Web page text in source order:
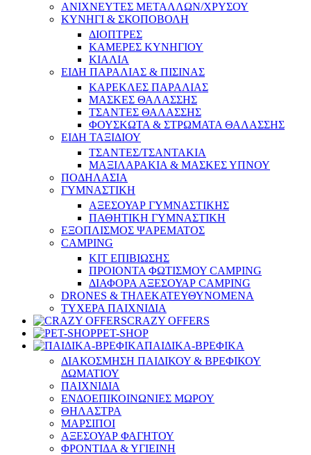
ΑΝΙΧΝΕΥΤΕΣ ΜΕΤΑΛΛΩΝ/ΧΡΥΣΟΥ
ΚΥΝΗΓΙ & ΣΚΟΠΟΒΟΛΗ
ΔΙΟΠΤΡΕΣ
ΚΑΜΕΡΕΣ ΚΥΝΗΓΙΟΥ
ΚΙΑΛΙΑ
ΕΙΔΗ ΠΑΡΑΛΙΑΣ & ΠΙΣΙΝΑΣ
ΚΑΡΕΚΛΕΣ ΠΑΡΑΛΙΑΣ
ΜΑΣΚΕΣ ΘΑΛΑΣΣΗΣ
ΤΣΑΝΤΕΣ ΘΑΛΑΣΣΗΣ
ΦΟΥΣΚΩΤΑ & ΣΤΡΩΜΑΤΑ ΘΑΛΑΣΣΗΣ
ΕΙΔΗ ΤΑΞΙΔΙΟΥ
ΤΣΑΝΤΕΣ/ΤΣΑΝΤΑΚΙΑ
ΜΑΞΙΛΑΡΑΚΙΑ & ΜΑΣΚΕΣ ΥΠΝΟΥ
ΠΟΔΗΛΑΣΙΑ
ΓΥΜΝΑΣΤΙΚΗ
ΑΞΕΣΟΥΑΡ ΓΥΜΝΑΣΤΙΚΗΣ
ΠΑΘΗΤΙΚΗ ΓΥΜΝΑΣΤΙΚΗ
ΕΞΟΠΛΙΣΜΟΣ ΨΑΡΕΜΑΤΟΣ
CAMPING
ΚΙΤ ΕΠΙΒΙΩΣΗΣ
ΠΡΟΙΟΝΤΑ ΦΩΤΙΣΜΟΥ CAMPING
ΔΙΑΦΟΡΑ ΑΞΕΣΟΥΑΡ CAMPING
DRONES & ΤΗΛΕΚΑΤΕΥΘΥΝΟΜΕΝΑ
ΤΥΧΕΡΑ ΠΑΙΧΝΙΔΙΑ
CRAZY OFFERS
PET-SHOP
ΠΑΙΔΙΚΑ-ΒΡΕΦΙΚΑ
ΔΙΑΚΟΣΜΗΣΗ ΠΑΙΔΙΚΟΥ & ΒΡΕΦΙΚΟΥ
ΔΩΜΑΤΙΟΥ
ΠΑΙΧΝΙΔΙΑ
ΕΝΔΟΕΠΙΚΟΙΝΩΝΙΕΣ ΜΩΡΟΥ
ΘΗΛΑΣΤΡΑ
ΜΑΡΣΙΠΟΙ
ΑΞΕΣΟΥΑΡ ΦΑΓΗΤΟΥ
ΦΡΟΝΤΙΔΑ & ΥΓΙΕΙΝΗ